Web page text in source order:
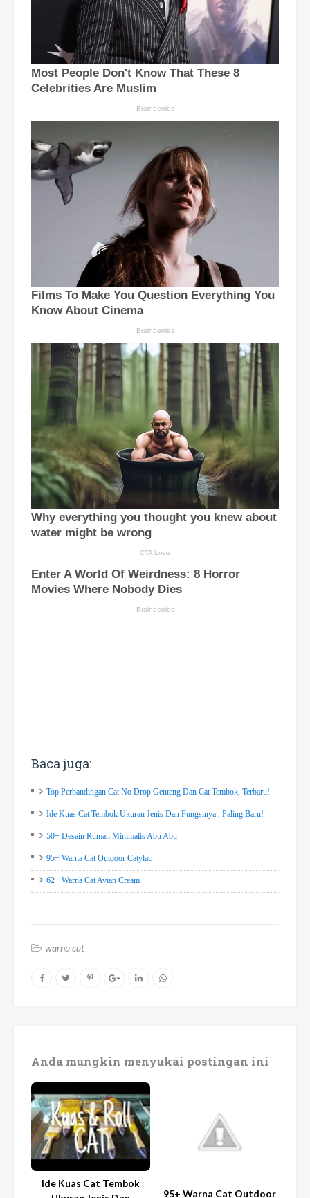
Baca juga:
Top Perbandingan Cat No Drop Genteng Dan Cat Tembok, Terbaru!
Ide Kuas Cat Tembok Ukuran Jenis Dan Fungsinya , Paling Baru!
50+ Desain Rumah Minimalis Abu Abu
95+ Warna Cat Outdoor Catylac
62+ Warna Cat Avian Cream
warna cat
Anda mungkin menyukai postingan ini
Ide Kuas Cat Tembok
95+ Warna Cat Outdoor